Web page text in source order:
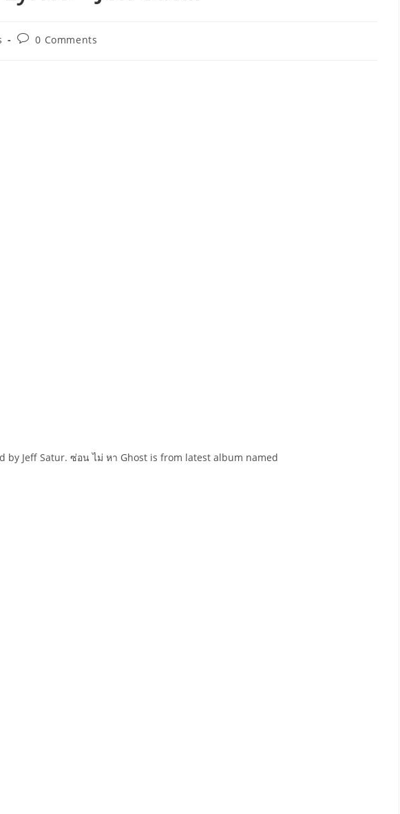
Post0 Comments
by Jeff Satur. ซ่อน ไม่ หา Ghost is from latest album named